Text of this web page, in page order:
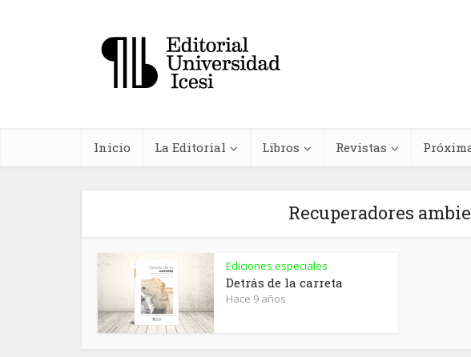
Inicio La Editorial Libros Revistas
Recuperadores
Ediciones especiales
Detrás de la carreta
Hace 9 años
Interacciones
medicamentos